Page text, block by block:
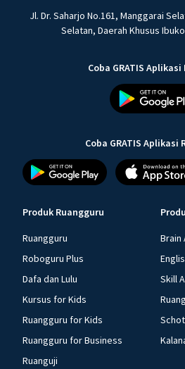
Jl. Dr. Saharjo No.161, Manggarai
Selatan, Daerah Khusus
Coba GRATIS
Coba GRATIS Aplikasi
Produk Ruangguru
Ruangguru
Roboguru Plus
Dafa dan Lulu
Kursus for Kids
Ruangguru for Kids
Ruangguru for Business
Ruanguji
Brain
Skill